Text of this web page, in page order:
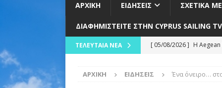
ΑΡΧΙΚΉ ΕΙΔΉΣΕΙΣ ΣΧΕΤΙΚΆ
ΔΙΑΦΗΜΙΣΤΕΊΤΕ ΣΤΗΝ CYPRUS SAILING TV
ΤΕΛΕΥΤΑΊΑ ΝΈΑ [ 05/08/2026 ] Η Aegean
[ 05/08/2026 ] ΚΑΛΗ
ΑΡΧΙΚΉ ΕΙΔΉΣΕΙΣ Ένα όνειρο…